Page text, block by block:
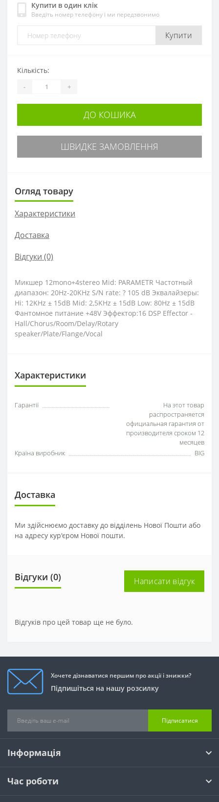
Купити в один клік
Введіть номер телефону і ми передзвонимо
Купити
Кількість:
- +
ДО КОШИКА
ШВИДКЕ ЗАМОВЛЕННЯ
Огляд товару
Характеристики
Доставка
Відгуки (0)
Микшер 12mono+4stereo Mid: PARAMETR Частотный
диапазон: 20Hz-20KHz S/N rate: ? 105 dB Эквалайзеры:
Hi: 12KHz ± 15dB Mid: 2,5KHz ± 15dB Low: 80Hz ± 15dB
Фантомное питание +48V Эффектор:16 DSP Effector -
Hall/Chorus/Room/Delay/Rotary
speaker/Plate/Flange/Vocal
Характеристики
Гарантії
На этот товар
распространяется
официальная гарантия от
производителя сроком 12
месяцев
Країна виробник
BIG
Доставка
Ми здійснюємо доставку до відділень Нової Пошти або
на адресу кур'єром Нової пошти.
Відгуки (0) Написати відгук
Відгуків про цей товар ще не було.
Хочете дізнаватися першим про акції і знижки?
Підпишіться на нашу розсилку
Підписатися
Інформація
Час роботи